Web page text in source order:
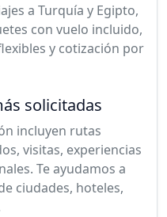
a Turquía y Egipto,
con vuelo incluido,
y cotización por
solicitadas
incluyen rutas
visitas, experiencias
Te ayudamos a
ciudades, hoteles,